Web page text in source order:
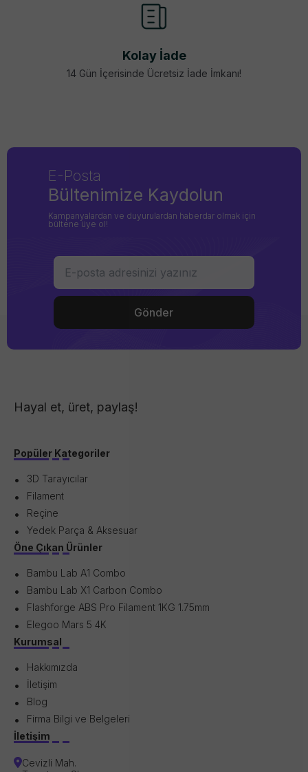
Kolay İade
14 Gün İçerisinde Ücretsiz İade İmkanı!
E-Posta
Bültenimize Kaydolun
Kampanyalardan ve duyurulardan haberdar olmak için
bültene üye ol!
Hayal et, üret, paylaş!
Popüler Kategoriler
3D Tarayıcılar
Filament
Reçine
Yedek Parça & Aksesuar
Öne Çıkan Ürünler
Bambu Lab A1 Combo
Bambu Lab X1 Carbon Combo
Flashforge ABS Pro Filament 1KG 1.75mm
Elegoo Mars 5 4K
Kurumsal
Hakkımızda
İletişim
Blog
Firma Bilgi ve Belgeleri
İletişim
Cevizli Mah.